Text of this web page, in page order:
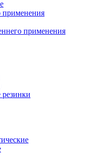
применения
применения